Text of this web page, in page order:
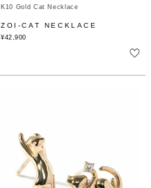
K10 Gold Cat Necklace
ZOI-CAT NECKLACE
¥42,900